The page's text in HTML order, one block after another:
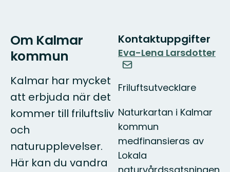
Om Kalmar
kommun
Kalmar har mycket
att erbjuda när det
kommer till friluftsliv
och
naturupplevelser.
Här kan du vandra
Kontaktuppgifter
Eva-Lena Larsdotter
Friluftsutvecklare
Naturkartan i Kalmar
kommun
medfinansieras av
Lokala